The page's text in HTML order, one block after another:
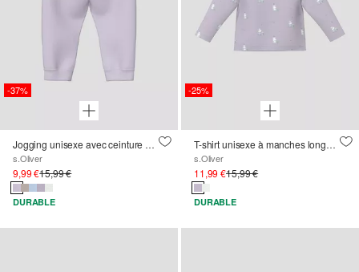
-37%
Jogging unisexe avec ceinture à revers
s.Oliver
9,99 €15,99 €
DURABLE
-25%
T-shirt unisexe à manches longues avec imprimé all-over
s.Oliver
11,99 €15,99 €
DURABLE